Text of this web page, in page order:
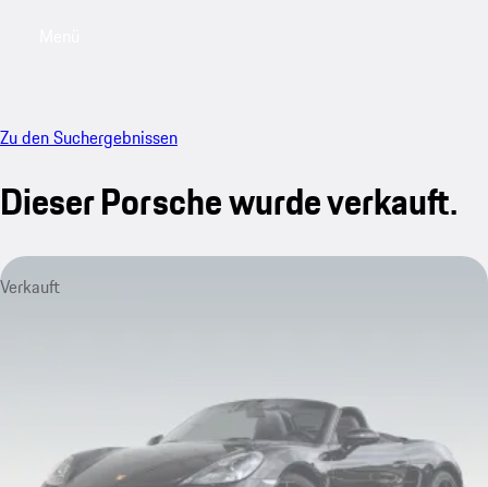
Zu den Suchergebnissen
Dieser Porsche wurde verkauft.
Verkauft